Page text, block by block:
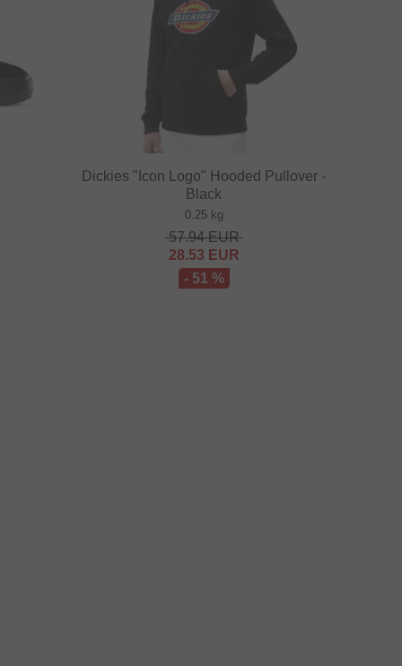
Dickies "Icon Logo" Hooded Pullover -
Black
0.25 kg
57.94EUR
28.53 EUR
- 51 %